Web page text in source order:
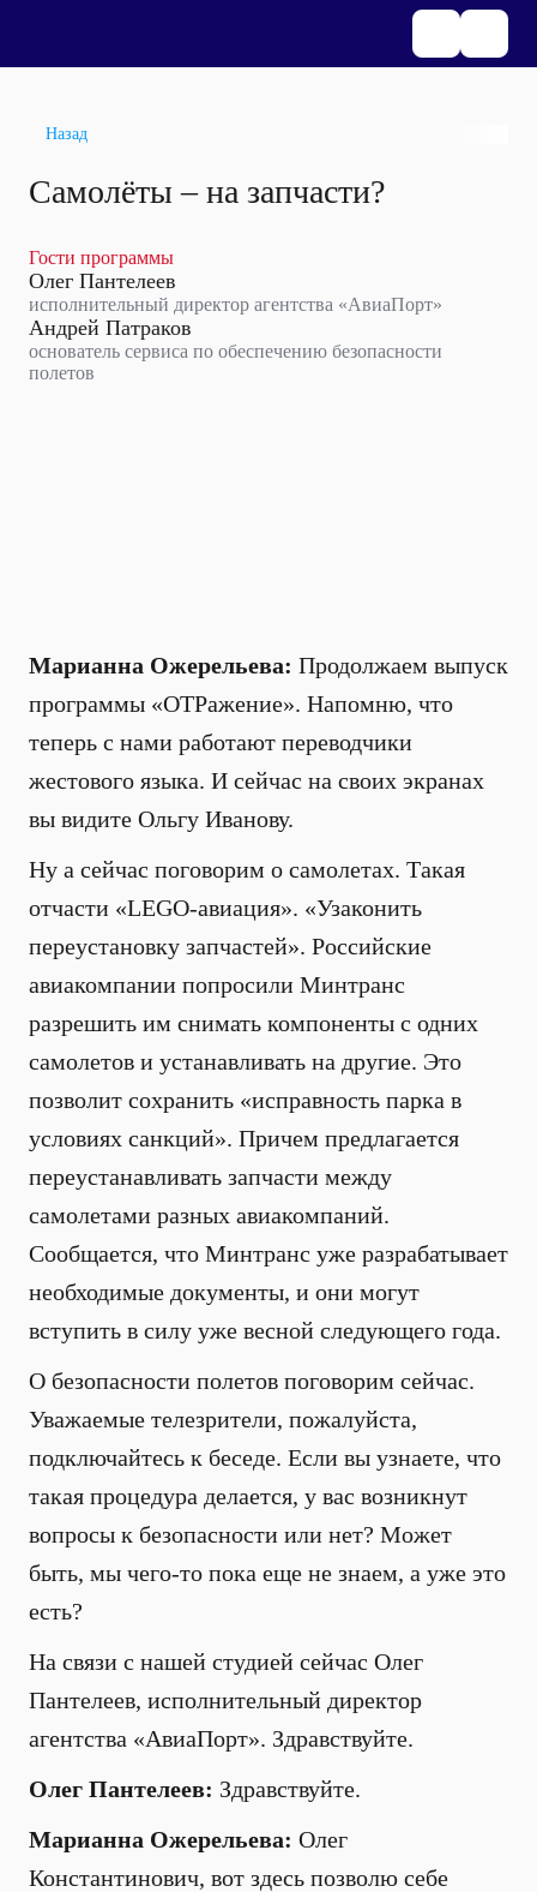
Назад
Самолёты – на запчасти?
Гости программы
Олег Пантелеев
исполнительный директор агентства «АвиаПорт»
Андрей Патраков
основатель сервиса по обеспечению безопасности
полетов
Марианна Ожерельева: Продолжаем выпуск
программы «ОТРажение». Напомню, что
теперь с нами работают переводчики
жестового языка. И сейчас на своих экранах
вы видите Ольгу Иванову.
Ну а сейчас поговорим о самолетах. Такая
отчасти «LEGO-авиация». «Узаконить
переустановку запчастей». Российские
авиакомпании попросили Минтранс
разрешить им снимать компоненты с одних
самолетов и устанавливать на другие. Это
позволит сохранить «исправность парка в
условиях санкций». Причем предлагается
переустанавливать запчасти между
самолетами разных авиакомпаний.
Сообщается, что Минтранс уже разрабатывает
необходимые документы, и они могут
вступить в силу уже весной следующего года.
О безопасности полетов поговорим сейчас.
Уважаемые телезрители, пожалуйста,
подключайтесь к беседе. Если вы узнаете, что
такая процедура делается, у вас возникнут
вопросы к безопасности или нет? Может
быть, мы чего-то пока еще не знаем, а уже это
есть?
На связи с нашей студией сейчас Олег
Пантелеев, исполнительный директор
агентства «АвиаПорт». Здравствуйте.
Олег Пантелеев: Здравствуйте.
Марианна Ожерельева: Олег
Константинович, вот здесь позволю себе